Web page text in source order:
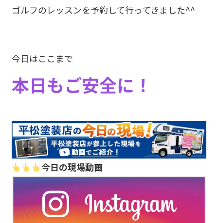
ゴルフのレッスンを予約して行ってきました^^
今日はここまで
本日もご安全に！
今日の現場動画